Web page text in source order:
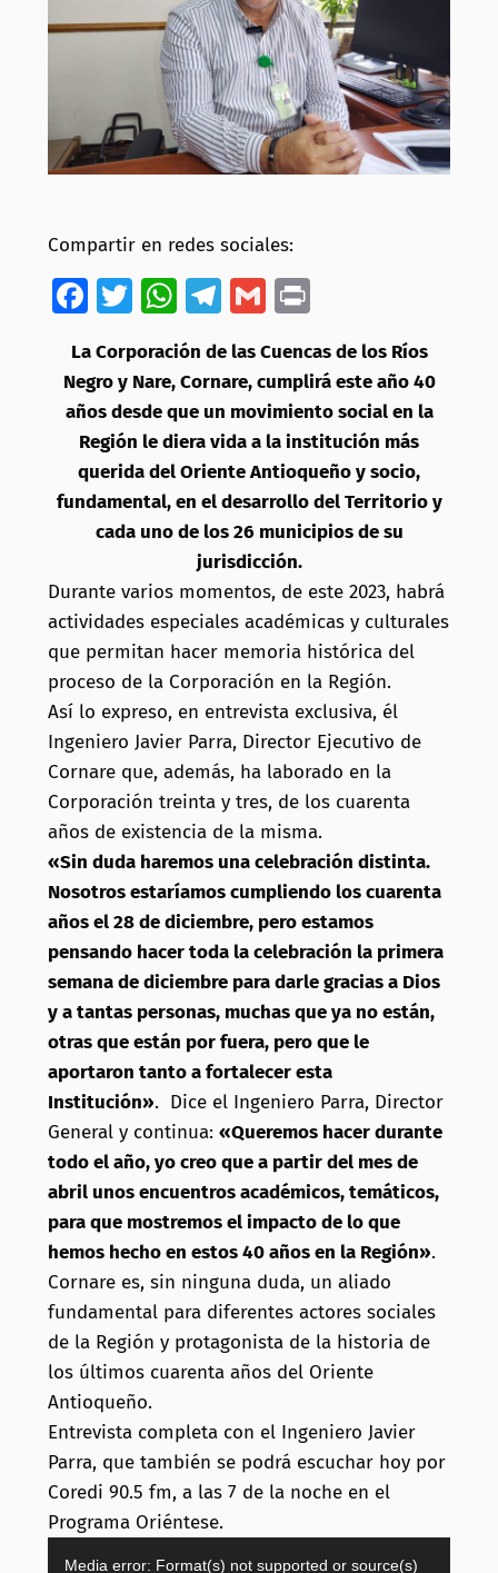
Compartir en redes sociales:
Facebook
Twitter
WhatsApp
Telegram
Gmail
La Corporación de las Cuencas de los Ríos
Negro y Nare, Cornare, cumplirá este año 40
años desde que un movimiento social en la
Región le diera vida a la institución más
querida del Oriente Antioqueño y socio,
fundamental, en el desarrollo del Territorio y
cada uno de los 26 municipios de su
jurisdicción.
Durante varios momentos, de este 2023, habrá
actividades especiales académicas y culturales
que permitan hacer memoria histórica del
proceso de la Corporación en la Región.
Así lo expreso, en entrevista exclusiva, él
Ingeniero Javier Parra, Director Ejecutivo de
Cornare que, además, ha laborado en la
Corporación treinta y tres, de los cuarenta
años de existencia de la misma.
«Sin duda haremos una celebración distinta.
Nosotros estaríamos cumpliendo los cuarenta
años el 28 de diciembre, peroestamos
pensando hacer toda la celebración la primera
semana de diciembre para darle gracias a Dios
y a tantas personas, muchas que ya no están,
otras que están por fuera, pero que le
aportaron tanto a fortalecer esta
Institución». Dice el Ingeniero Parra, Director
General y continua: «Queremos hacer durante
todo el año, yo creo que a partir del mes de
abril unos encuentros académicos, temáticos,
para que mostremos el impacto de lo que
hemos hecho en estos 40 años en la Región».
Cornare es, sin ninguna duda, un aliado
fundamental para diferentes actores sociales
de la Región y protagonista de la historia de
los últimos cuarenta años del Oriente
Antioqueño.
Entrevista completa con el Ingeniero Javier
Parra, que también se podrá escuchar hoy por
Coredi 90.5 fm, a las 7 de la noche en el
Programa Oriéntese.
Media error: Format(s) not supported or source(s)